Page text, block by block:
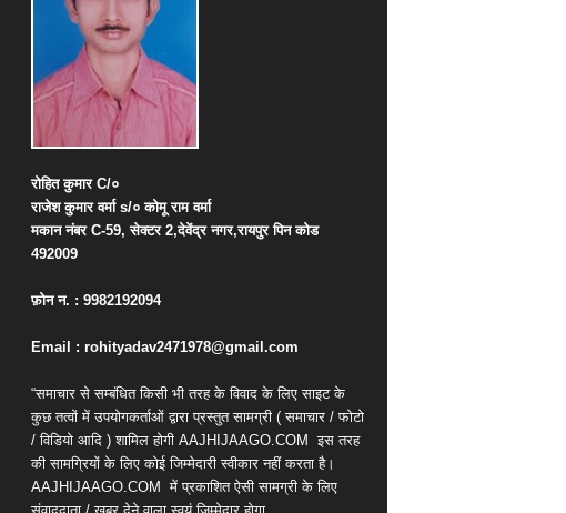
रोहित कुमारC/०
राजेश कुमार वर्माs/० कोमू राम वर्मा
मकान नंबरC-59,सेक्टर2,देवेंद्र नगर,रायपुर पिन कोड
492009
फ़ोन न. : 9982192094
Email : rohityadav2471978@gmail.com
“समाचार से सम्बंधित किसी भी तरह के विवाद के लिए साइट के
कुछ तत्वों में उपयोगकर्ताओं द्वारा प्रस्तुत सामग्री ( समाचार / फोटो
/ विडियो आदि ) शामिल होगी AAJHIJAAGO.COM इस तरह
की सामग्रियों के लिए कोई जिम्मेदारी स्वीकार नहीं करता है।
AAJHIJAAGO.COM में प्रकाशित ऐसी सामग्री के लिए